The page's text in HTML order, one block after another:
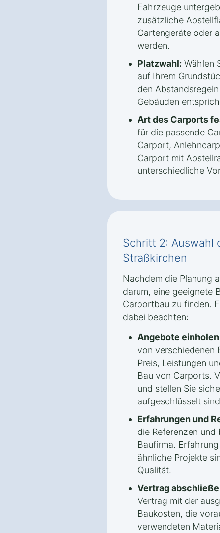
Fahrzeuge
zusätzliche
Gartengeräte oder
werden.
Platzwahl: Wählen
auf Ihrem
den
Gebäuden
Art des Carports
für die passende
Carport,
Carport mit
unterschiedliche
Schritt 2: Auswahl
Straßkirchen
Nachdem die Planung
darum, eine geeignete
Carportbau zu finden.
dabei beachten:
Angebote
von verschiedenen
Preis, Leistungen
Bau von Carports.
und stellen Sie
aufgeschlüsselt
Erfahrungen und
die Referenzen und
Baufirma.
ähnliche Projekte
Qualität.
Vertrag
Vertrag mit der
Baukosten, die
verwendeten